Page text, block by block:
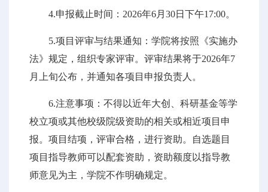
4.申报截止时间：2026年6月30日下午17:00。
5.项目评审与结果通知：学院将按照《实施办
法》规定，组织专家评审。评审结果将于2026年7
月上旬公布，并通知各项目申报负责人。
6.注意事项：不得以近年大创、科研基金等学
校立项或其他校级院级资助的相关或相近项目申
报。项目结项，评审合格，进行资助。自选题目
项目指导教师可以配套资助，资助额度以指导教
师意见为主，学院不作明确规定。